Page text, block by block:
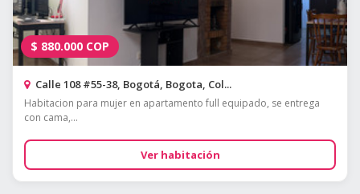
$ 880.000 COP
Calle 108 #55-38, Bogotá, Bogota, Col...
Habitacion para mujer en apartamento full equipado, se entrega
con cama,...
Ver habitación